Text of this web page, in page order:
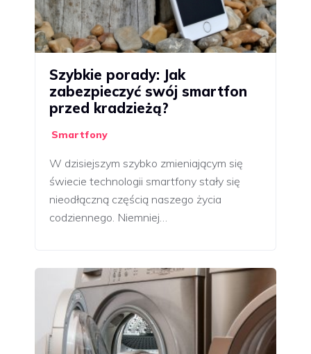
Szybkie porady: Jak
zabezpieczyć swój smartfon
przed kradzieżą?
Smartfony
W dzisiejszym szybko zmieniającym się
świecie technologii smartfony stały się
nieodłączną częścią naszego życia
codziennego. Niemniej…